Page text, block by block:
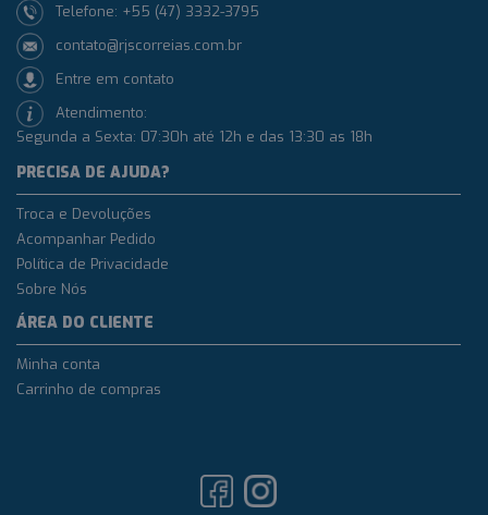
Telefone: +55 (47) 3332-3795
contato@rjscorreias.com.br
Entre em contato
Atendimento:
Segunda a Sexta: 07:30h até 12h e das 13:30 as 18h
PRECISA DE AJUDA?
Troca e Devoluções
Acompanhar Pedido
Política de Privacidade
Sobre Nós
ÁREA DO CLIENTE
Minha conta
Carrinho de compras